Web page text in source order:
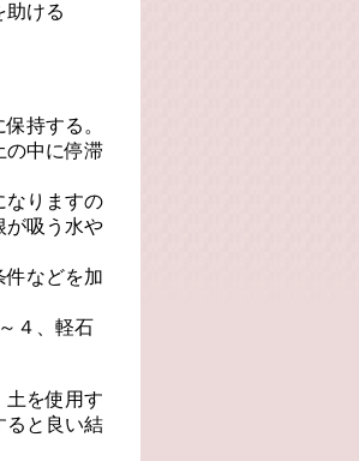
助ける
持する。
の中に停滞
なりますの
が吸う水や
件などを加
４、軽石
土を使用す
ると良い結